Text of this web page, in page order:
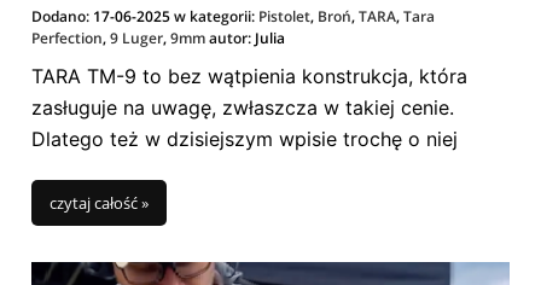
Dodano: 17-06-2025w kategorii: Pistolet, Broń,TARA,Tara
Perfection,9 Luger,9mmautor: Julia
TARA TM-9 to bez wątpienia konstrukcja, która
zasługuje na uwagę, zwłaszcza w takiej cenie.
Dlatego też w dzisiejszym wpisie trochę o niej
czytaj całość »